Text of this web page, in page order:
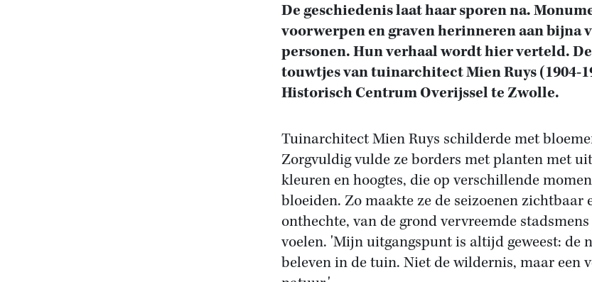
De geschiedenis laat haar sporen na.
voorwerpen en graven herinneren aan bijna
personen. Hun verhaal wordt hier verteld.
touwtjes van tuinarchitect Mien Ruys (1904-
Historisch Centrum Overijssel te Zwolle.
Tuinarchitect Mien Ruys schilderde met
Zorgvuldig vulde ze borders met planten met
kleuren en hoogtes, die op verschillende
bloeiden. Zo maakte ze de seizoenen zichtbaar
onthechte, van de grond vervreemde
voelen. 'Mijn uitgangspunt is altijd geweest: de
beleven in de tuin. Niet de wildernis, maar een